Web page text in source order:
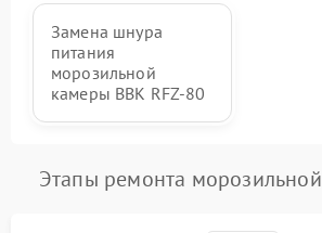
Замена шнура
питания
морозильной
камеры BBK RFZ-80
Этапы ремонта